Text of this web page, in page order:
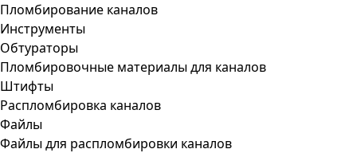
Пломбирование каналов
Инструменты
Обтураторы
Пломбировочные материалы для каналов
Штифты
Распломбировка каналов
Файлы
Файлы для распломбировки каналов